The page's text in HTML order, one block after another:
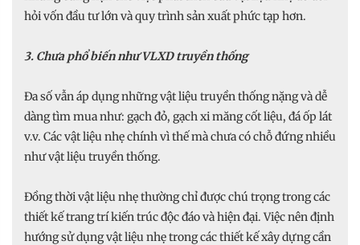
hỏi vốn đầu tư lớn và quy trình sản xuất phức tạp hơn.
3. Chưa phổ biến như VLXD truyền thống
Đa số vẫn áp dụng những vật liệu truyền thống nặng và dễ
dàng tìm mua như: gạch đỏ, gạch xi măng cốt liệu, đá ốp lát
v.v. Các vật liệu nhẹ chính vì thế mà chưa có chỗ đứng nhiều
như vật liệu truyền thống.
Đồng thời vật liệu nhẹ thường chỉ được chú trọng trong các
thiết kế trang trí kiến trúc độc đáo và hiện đại. Việc nên định
hướng sử dụng vật liệu nhẹ trong các thiết kế xây dựng cần